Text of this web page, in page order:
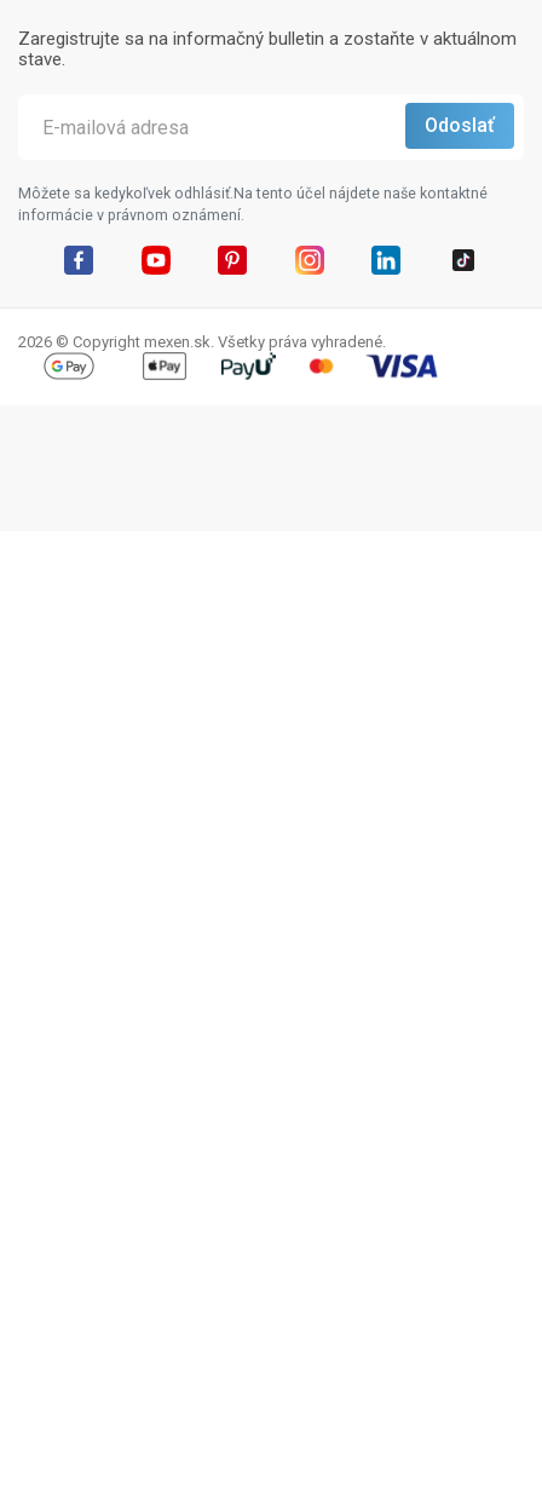
Zaregistrujte sa na informačný bulletin a zostaňte v aktuálnom
stave.
Môžete sa kedykoľvek odhlásiť.Na tento účel nájdete naše kontaktné
informácie v právnom oznámení.
2026 © Copyright mexen.sk. Všetky práva vyhradené.